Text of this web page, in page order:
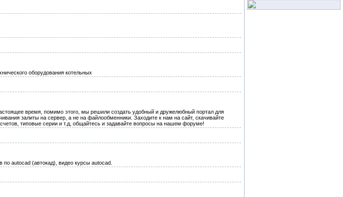
оборудования котельных
время, помимо этого, мы решили создать удобный и дружелюбный портал для
залиты на сервер, а не на файлообменники. Заходите к нам на сайт, скачивайте
типовые серии и т.д, общайтесь и задавайте вопросы на нашем форуме!
autocad (автокад), видео курсы autocad.